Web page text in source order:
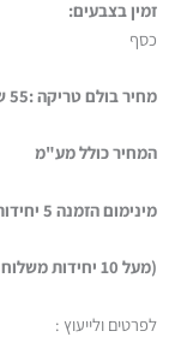
זמין בצבעים:
כסף
מחיר בולם טריקה :55 ש"ח
המחיר כולל מע"מ
מינימום הזמנה 5 יחידות
(מעל 10 יחידות משלוח חינם)
לפרטים ולייעוץ :